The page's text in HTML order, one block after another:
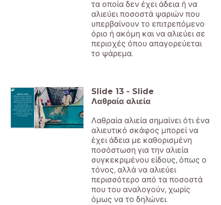
τα οποία δεν έχει άδεια ή να
αλιεύει ποσοστά ψαριών που
υπερβαίνουν το επιτρεπόμενο
όριο ή ακόμη και να αλιεύει σε
περιοχές όπου απαγορεύεται
το ψάρεμα.
ΛΑΘΡΑΙΑ ΑΛΙΕΙΑ
Λαθραία αλιεία σημαίνει
ότι ένα αλιευτικό σκάφος
μπορεί να έχει άδεια με
καθορισμένη ποσόστωση
για την αλιεία
συγκεκριμένου είδους,
όπως ο τόνος, αλλά να
αλιεύει περισσότερο από τα
ποσοστά που του
αναλογούν, χωρίς όμως
να το δηλώνει.
Slide 13 - Slide
Λαθραία αλιεία
Λαθραία αλιεία σημαίνει ότι ένα
αλιευτικό σκάφος μπορεί να
έχει άδεια με καθορισμένη
ποσόστωση για την αλιεία
συγκεκριμένου είδους, όπως ο
τόνος, αλλά να αλιεύει
περισσότερο από τα ποσοστά
που του αναλογούν, χωρίς
όμως να το δηλώνει.